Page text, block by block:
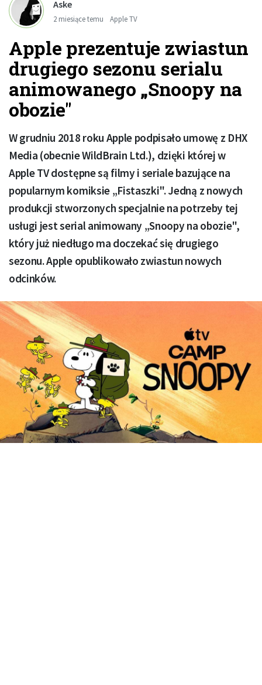
Aske
2 miesiące temu Apple TV
Apple prezentuje zwiastun
drugiego sezonu serialu
animowanego „Snoopy na
obozie"
W grudniu 2018 roku Apple podpisało umowę z DHX
Media (obecnie WildBrain Ltd.), dzięki której w
Apple TV dostępne są filmy i seriale bazujące na
popularnym komiksie „Fistaszki". Jedną z nowych
produkcji stworzonych specjalnie na potrzeby tej
usługi jest serial animowany „Snoopy na obozie",
który już niedługo ma doczekać się drugiego
sezonu. Apple opublikowało zwiastun nowych
odcinków.